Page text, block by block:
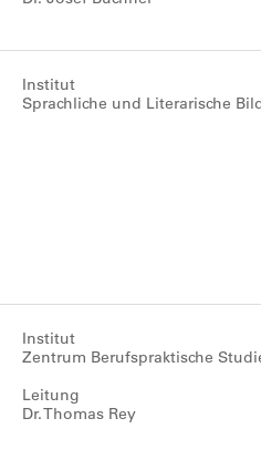
Institut
Sprachliche und Literarische
Institut
Zentrum Berufspraktische
Leitung
Dr. Thomas Rey